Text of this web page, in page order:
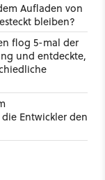
Aufladen von
bleiben?
flog 5-mal der
und entdeckte,
Entwickler den